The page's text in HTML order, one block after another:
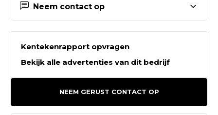
Neem contact op
Contactgegevens Van den Hurk
Bedrijfswagens B.V.
Kentekenrapport opvragen
Bekijk alle advertenties van dit bedrijf
NEEM GERUST CONTACT OP